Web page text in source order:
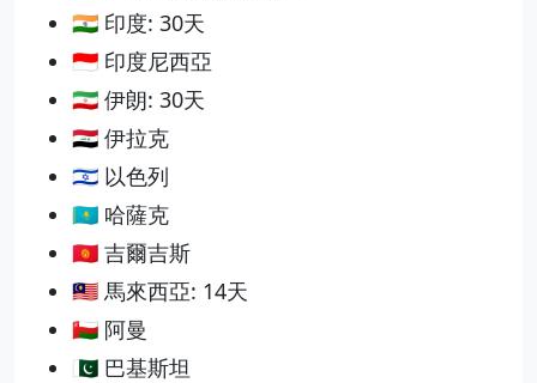
🇮🇳 印度: 30天
🇮🇩 印度尼西亞
🇮🇷 伊朗: 30天
🇮🇶 伊拉克
🇮🇱 以色列
🇰🇿 哈薩克
🇰🇬 吉爾吉斯
🇲🇾 馬來西亞: 14天
🇴🇲 阿曼
🇵🇰 巴基斯坦